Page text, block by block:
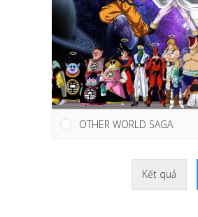
OTHER WORLD SAGA
Kết quả